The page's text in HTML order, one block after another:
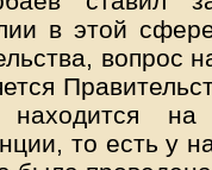
в этой
вопрос
находится
то есть у